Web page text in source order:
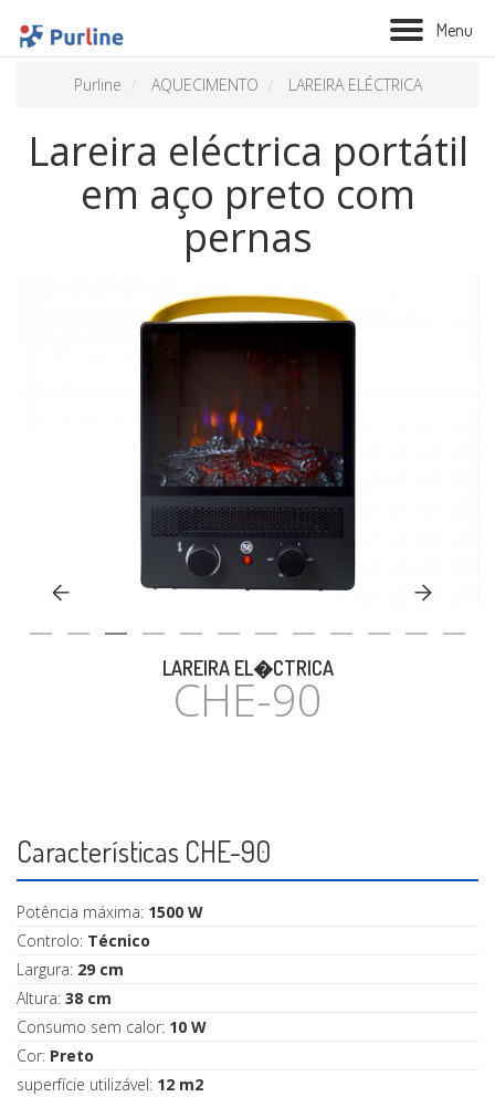
Menu
AQUECIMENTO
VENTILAÇÃO
TRATAMENTO AÉREO
Purline AQUECIMENTO LAREIRA ELÉCTRICA
Lareira eléctrica portátil
em aço preto com
pernas
LAREIRA EL�CTRICA
CHE-90
Características CHE-90
Potência máxima: 1500 W
Controlo: Técnico
Largura: 29 cm
Altura: 38 cm
Consumo sem calor: 10 W
Cor: Preto
superfície utilizável: 12 m2